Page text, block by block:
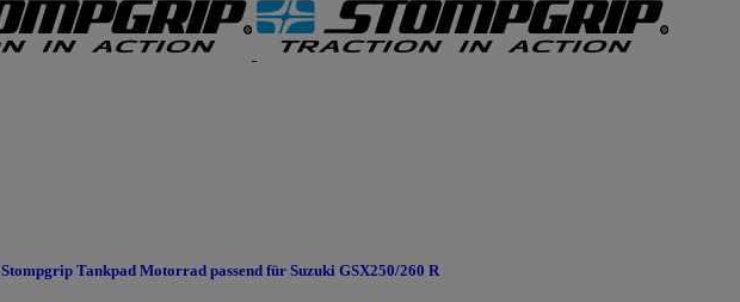
Stompgrip Tankpad Motorrad passend für Suzuki GSX250/260 R